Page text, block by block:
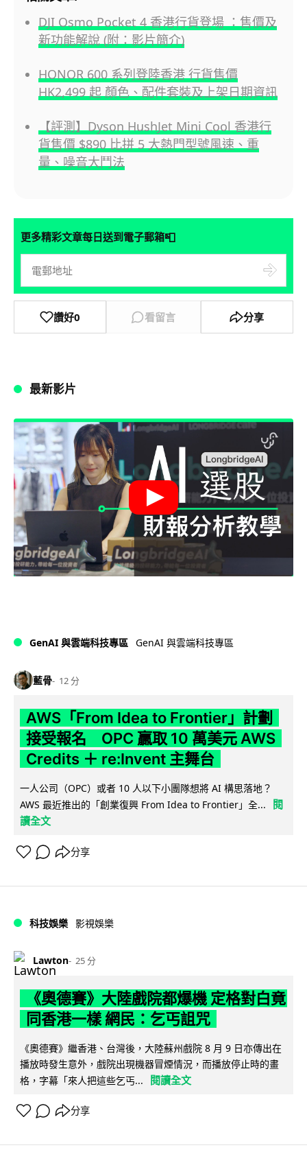
DJI Osmo Pocket 4 香港行貨登場 ：售價及
新功能解說 (附：影片簡介)
HONOR 600 系列登陸香港 行貨售價
HK2,499 起 顏色、配件套裝及上架日期資訊
【評測】Dyson HushJet Mini Cool 香港行
貨售價 $890 比拼 5 大熱門型號風速、重
量、噪音大鬥法
更多精彩文章每日送到電子郵箱📮
讚好0 看留言 分享
最新影片
GenAI 與雲端科技專區 GenAI 與雲端科技專區
藍骨 12 分
AWS「From Idea to Frontier」計劃
接受報名 OPC 贏取 10 萬美元 AWS
Credits ＋ re:Invent 主舞台
一人公司（OPC）或者 10 人以下小團隊想將 AI 構思落地？
AWS 最近推出的「創業復興 From Idea to Frontier」全...
閱
讀全文
分享
科技娛樂 影視娛樂
Lawton 25 分
《奧德賽》大陸戲院都爆機 定格對白竟
同香港一樣 網民：乞丐詛咒
《奧德賽》繼香港、台灣後，大陸蘇州戲院 8 月 9 日亦傳出在
播放時發生意外，戲院出現機器冒煙情況，而播放停止時的畫
格，字幕「來人把這些乞丐...
閱讀全文
分享